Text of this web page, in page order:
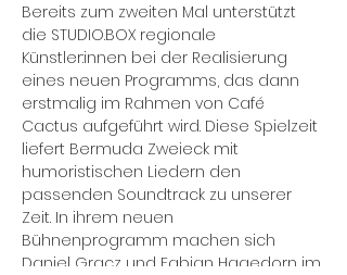
Bereits zum zweiten Mal unterstützt
die STUDIO.BOX regionale
Künstler:innen bei der Realisierung
eines neuen Programms, das dann
erstmalig im Rahmen von Café
Cactus aufgeführt wird. Diese Spielzeit
liefert Bermuda Zweieck mit
humoristischen Liedern den
passenden Soundtrack zu unserer
Zeit. In ihrem neuen
Bühnenprogramm machen sich
Daniel Gracz und Fabian Hagedorn im